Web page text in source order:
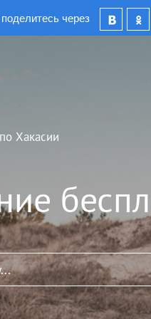
через
Хакасии